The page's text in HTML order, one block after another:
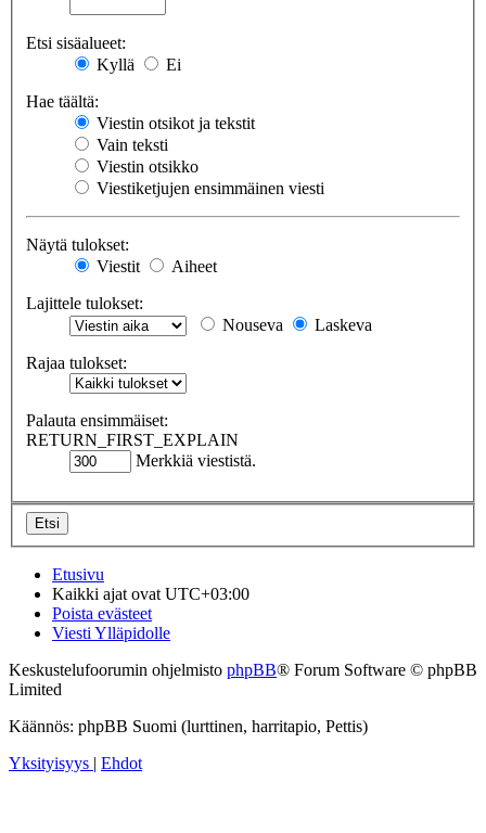
Etsi sisäalueet:
Kyllä
Ei
Hae täältä:
Viestin otsikot ja tekstit
Vain teksti
Viestin otsikko
Viestiketjujen ensimmäinen viesti
Näytä tulokset:
Viestit
Aiheet
Lajittele tulokset:
Nouseva
Laskeva
Rajaa tulokset:
Palauta ensimmäiset:
RETURN_FIRST_EXPLAIN
Merkkiä viestistä.
Etusivu
Kaikki ajat ovat UTC+03:00
Poista evästeet
Viesti Ylläpidolle
Keskustelufoorumin ohjelmisto phpBB® Forum Software © phpBB
Limited
Käännös: phpBB Suomi (lurttinen, harritapio, Pettis)
Yksityisyys | Ehdot